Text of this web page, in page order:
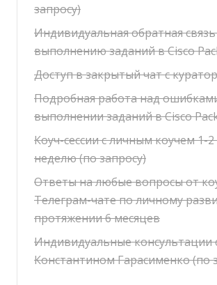
запросу)
Индивидуальная обратная
выполнению заданий в Cisco
Доступ в закрытый чат с
Подробная работа над
выполнении заданий в Cisco
Коуч-сессии с личным коучем 1-2
неделю (по запросу)
Ответы на любые вопросы от
Телеграм-чате по личному
протяжении 6 месяцев
Индивидуальные консультации
Константином Гарасименко (по